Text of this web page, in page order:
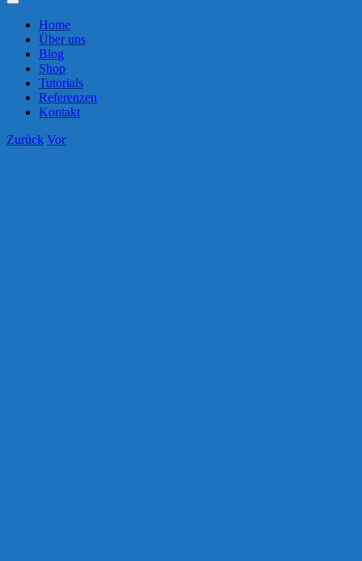
Toggle
NavigationHome
Über uns
Blog
Shop
Tutorials
Referenzen
Kontakt
Zurück Vor